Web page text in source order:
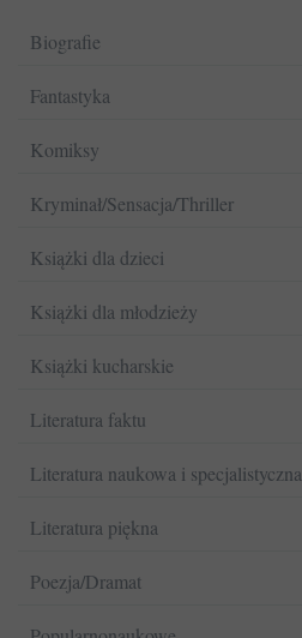
Biografie
Fantastyka
Komiksy
Kryminał/Sensacja/Thriller
Książki dla dzieci
Książki dla młodzieży
Książki kucharskie
Literatura faktu
Literatura naukowa i specjalistyczna
Literatura piękna
Poezja/Dramat